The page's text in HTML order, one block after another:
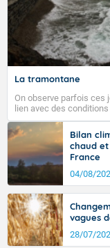
La tramontane
On observe parfois ces
lien avec des
tramontane ? Quelles
vent turbulent soufflant
ouest, dans un secteur
l’ouest de l’Hérault.
signifiant au-delà des
d’où provient ce vent.
Bilan
chaud
France
04/08/
vagues
28/07/